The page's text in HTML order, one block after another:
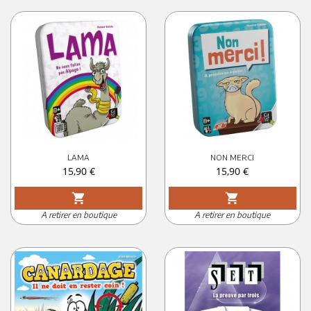
LAMA
Prix
15,90 €
shopping_cart
A retirer en boutique
NON MERCI
Prix
15,90 €
shopping_cart
A retirer en boutique